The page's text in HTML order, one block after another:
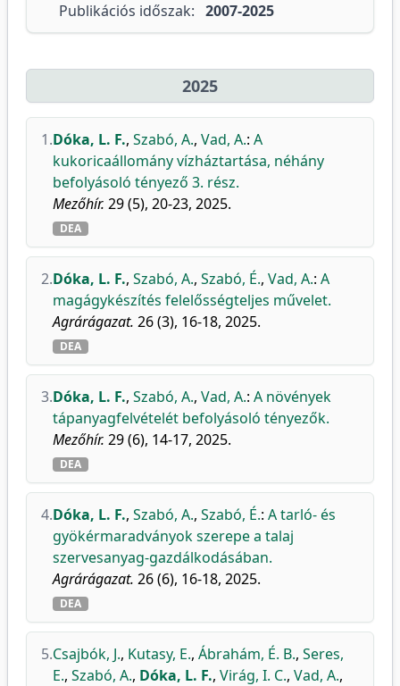
Publikációs időszak: 2007-2025
2025
1.Dóka, L. F., Szabó, A., Vad, A.: A
kukoricaállomány vízháztartása, néhány
befolyásoló tényező 3. rész.
Mezőhír. 29 (5), 20-23, 2025.
DEA
2.Dóka, L. F., Szabó, A., Szabó, É., Vad, A.: A
magágykészítés felelősségteljes művelet.
Agrárágazat. 26 (3), 16-18, 2025.
DEA
3.Dóka, L. F., Szabó, A., Vad, A.: A növények
tápanyagfelvételét befolyásoló tényezők.
Mezőhír. 29 (6), 14-17, 2025.
DEA
4.Dóka, L. F., Szabó, A., Szabó, É.: A tarló- és
gyökérmaradványok szerepe a talaj
szervesanyag-gazdálkodásában.
Agrárágazat. 26 (6), 16-18, 2025.
DEA
5.Csajbók, J., Kutasy, E., Ábrahám, É. B., Seres,
E., Szabó, A., Dóka, L. F., Virág, I. C., Vad, A.,